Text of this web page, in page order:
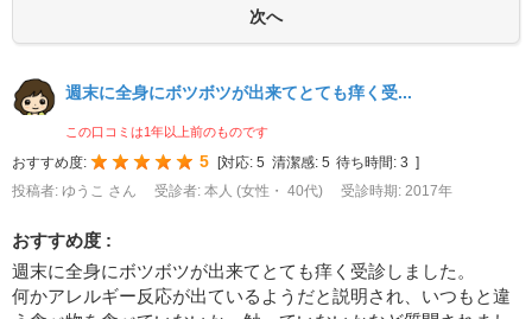
週末に全身にボツボツが出来てとても痒く受...
この口コミは1年以上前のものです
おすすめ度: 5 [対応: 5 清潔感: 5 待ち時間: 3 ]
投稿者: ゆうこ さん
受診者: 本人 (女性・ 40代) 受診時期: 2017年
おすすめ度 :
週末に全身にボツボツが出来てとても痒く受診しました。
何かアレルギー反応が出ているようだと説明され、いつもと違